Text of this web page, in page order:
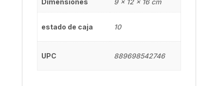
estado de caja 10
UPC 889698542746